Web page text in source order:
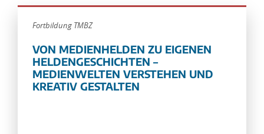
Fortbildung TMBZ
VON MEDIENHELDEN ZU EIGENEN
HELDENGESCHICHTEN –
MEDIENWELTEN VERSTEHEN UND
KREATIV GESTALTEN